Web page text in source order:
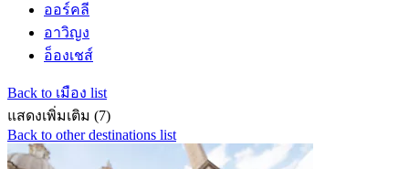
ออร์คลี
อาวิญง
อ็องเชส์
Back to เมือง list
แสดงเพิ่มเติม (7)
Back to other destinations list